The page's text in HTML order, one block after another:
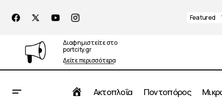
Featured
Διαφημιστείτε στο
portcity.gr
Δείτε περισσότερα
Αρχική
Ακτοπλοΐα Ποντοπόρος